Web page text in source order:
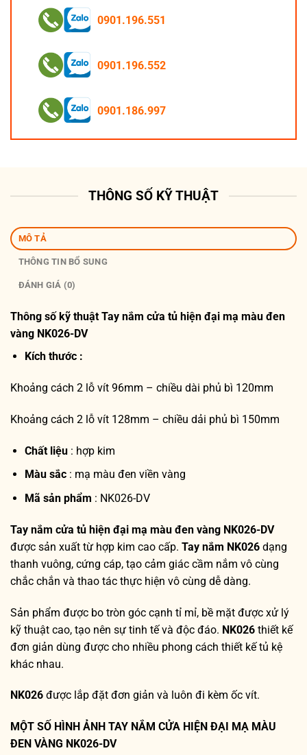
0901.196.551
0901.196.552
0901.186.997
THÔNG SỐ KỸ THUẬT
MÔ TẢ
THÔNG TIN BỔ SUNG
ĐÁNH GIÁ (0)
Thông số kỹ thuật Tay nắm cửa tủ hiện đại mạ màu đen
vàng NK026-DV
Kích thước :
Khoảng cách 2 lỗ vít 96mm – chiều dài phủ bì 120mm
Khoảng cách 2 lỗ vít 128mm – chiều dải phủ bì 150mm
Chất liệu: hợp kim
Màu sắc: mạ màu đen viền vàng
Mã sản phẩm : NK026-DV
Tay nắm cửa tủ hiện đại mạ màu đen vàng NK026-DV
được sản xuất từ hợp kim cao cấp. Tay nắm NK026 dạng
thanh vuông, cứng cáp, tạo cảm giác cầm nắm vô cùng
chắc chắn và thao tác thực hiện vô cùng dễ dàng.
Sản phẩm được bo tròn góc cạnh tỉ mỉ, bề mặt được xử lý
kỹ thuật cao, tạo nên sự tinh tế và độc đáo. NK026 thiết kế
đơn giản dùng được cho nhiều phong cách thiết kế tủ kệ
khác nhau.
NK026 được lắp đặt đơn giản và luôn đi kèm ốc vít.
MỘT SỐ HÌNH ẢNH TAY NẮM CỬA HIỆN ĐẠI MẠ MÀU
ĐEN VÀNG NK026-DV